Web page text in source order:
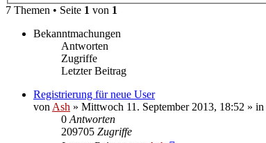
7 Themen • Seite 1 von 1
Bekanntmachungen
Antworten
Zugriffe
Letzter Beitrag
Registrierung für neue User
von Ash » Mittwoch 11. September 2013, 18:52 » in
0 Antworten
209705 Zugriffe